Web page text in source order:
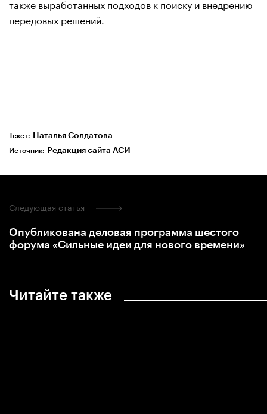
также выработанных подходов к поиску и внедрению
передовых решений.
Текст: Наталья Солдатова
Источник: Редакция сайта АСИ
Читайте также
Следующая статья
Опубликована деловая программа шестого
форума «Сильные идеи для нового времени»